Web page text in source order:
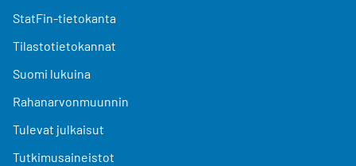
StatFin-tietokanta
Tilastotietokannat
Suomi lukuina
Rahanarvonmuunnin
Tulevat julkaisut
Tutkimusaineistot